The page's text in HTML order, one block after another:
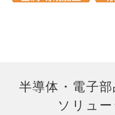
半導体・電子
ソリュ